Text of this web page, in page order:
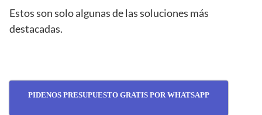
Estos son solo algunas de las soluciones más
destacadas.
PIDENOS PRESUPUESTO GRATIS POR WHATSAPP